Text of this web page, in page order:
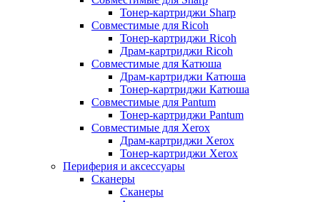
Тонер-картриджи Sharp
Совместимые для Ricoh
Тонер-картриджи Ricoh
Драм-картриджи Ricoh
Совместимые для Катюша
Драм-картриджи Катюша
Тонер-картриджи Катюша
Совместимые для Pantum
Тонер-картриджи Pantum
Совместимые для Xerox
Драм-картриджи Xerox
Тонер-картриджи Xerox
Периферия и аксессуары
Сканеры
Сканеры